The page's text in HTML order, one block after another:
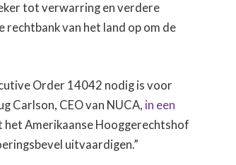
tot verwarring en verdere
rechtbank van het land op om de
Order 14042 nodig is voor
Carlson, CEO van NUCA, in een
het Amerikaanse Hooggerechtshof
uitvaardigen.”